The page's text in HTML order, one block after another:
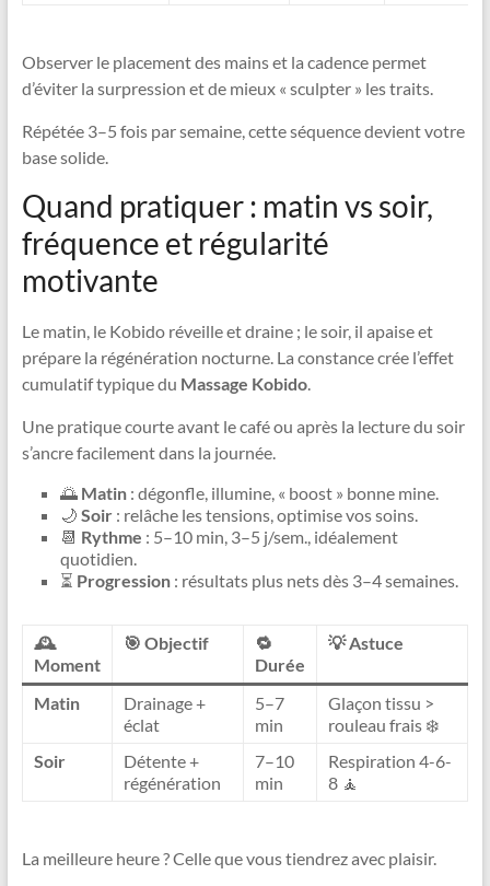
Observer le placement des mains et la cadence permet
d’éviter la surpression et de mieux « sculpter » les traits.
Répétée 3–5 fois par semaine, cette séquence devient votre
base solide.
Quand pratiquer : matin vs soir,
fréquence et régularité
motivante
Le matin, le Kobido réveille et draine ; le soir, il apaise et
prépare la régénération nocturne. La constance crée l’effet
cumulatif typique du Massage Kobido.
Une pratique courte avant le café ou après la lecture du soir
s’ancre facilement dans la journée.
🌅 Matin: dégonfle, illumine, « boost » bonne mine.
🌙 Soir: relâche les tensions, optimise vos soins.
📆 Rythme : 5–10 min, 3–5 j/sem., idéalement
quotidien.
⏳ Progression: résultats plus nets dès 3–4 semaines.
🕰️
Moment
🎯 Objectif
🔁
Durée
💡 Astuce
Matin
Drainage +
éclat
5–7
min
Glaçon tissu >
rouleau frais ❄️
Soir
Détente +
régénération
7–10
min
Respiration 4-6-
8 🧘
La meilleure heure ? Celle que vous tiendrez avec plaisir.